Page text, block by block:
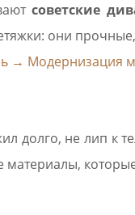
советские
они
→ Модернизация
долго, не лип к
материалы,